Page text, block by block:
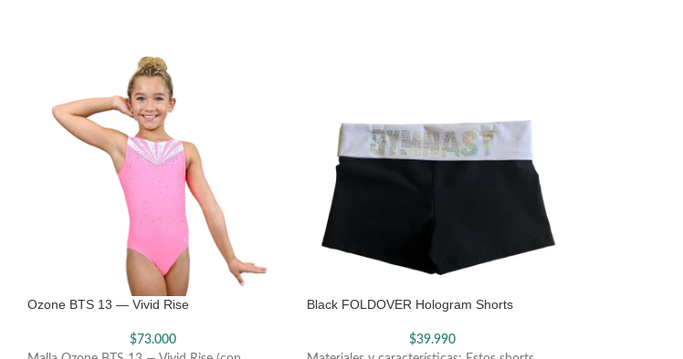
Ozone BTS 13 — Vivid Rise
$73.000
Black FOLDOVER Hologram Shorts
$39.990